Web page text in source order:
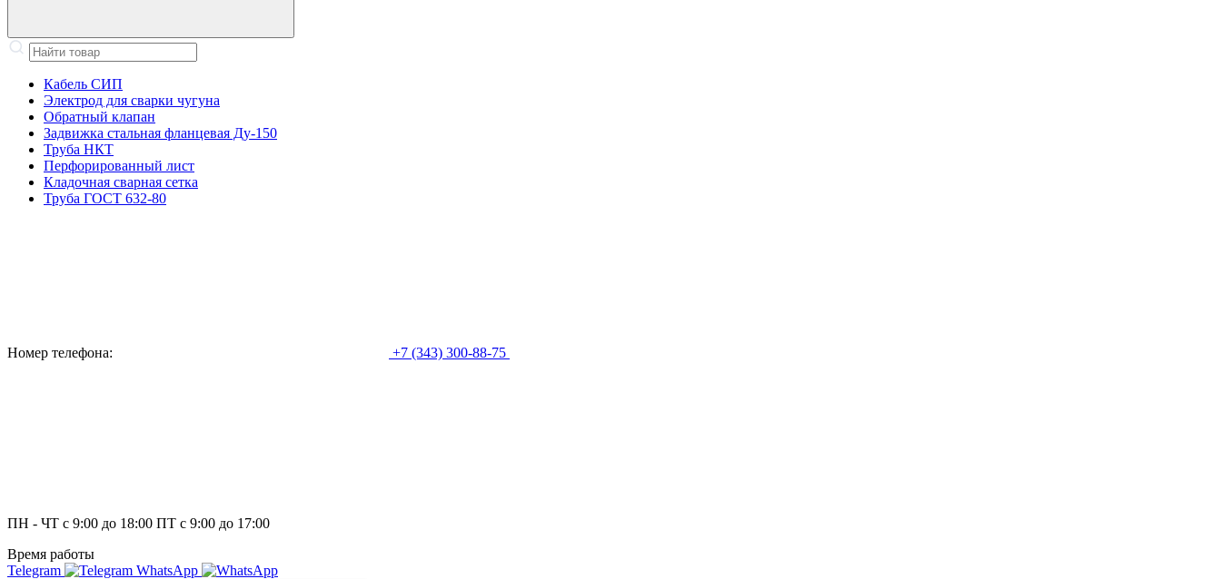
Кабель СИП
Электрод для сварки чугуна
Обратный клапан
Задвижка стальная фланцевая Ду-150
Труба НКТ
Перфорированный лист
Кладочная сварная сетка
Труба ГОСТ 632-80
Номер телефона: +7 (343) 300-88-75
ПН - ЧТ с 9:00 до 18:00 ПТ с 9:00 до 17:00
Время работы
Telegram
WhatsApp